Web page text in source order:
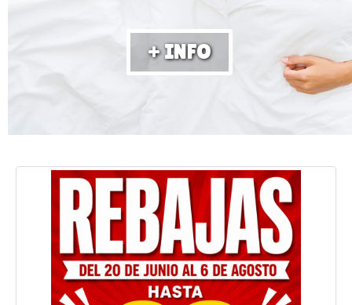
+ INFO